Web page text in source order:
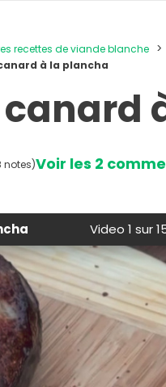
recettes de viande blanche
à la plancha
notes)Voir les 2
Video 1 sur